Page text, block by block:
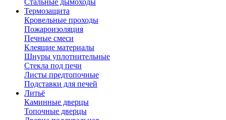
Стальные дымоходы
Термозащита
Кровельные проходы
Пожароизоляция
Печные смеси
Клеящие материалы
Шнуры уплотнительные
Стекла под печи
Листы предтопочные
Подставки для печей
Литьё
Каминные дверцы
Топочные дверцы